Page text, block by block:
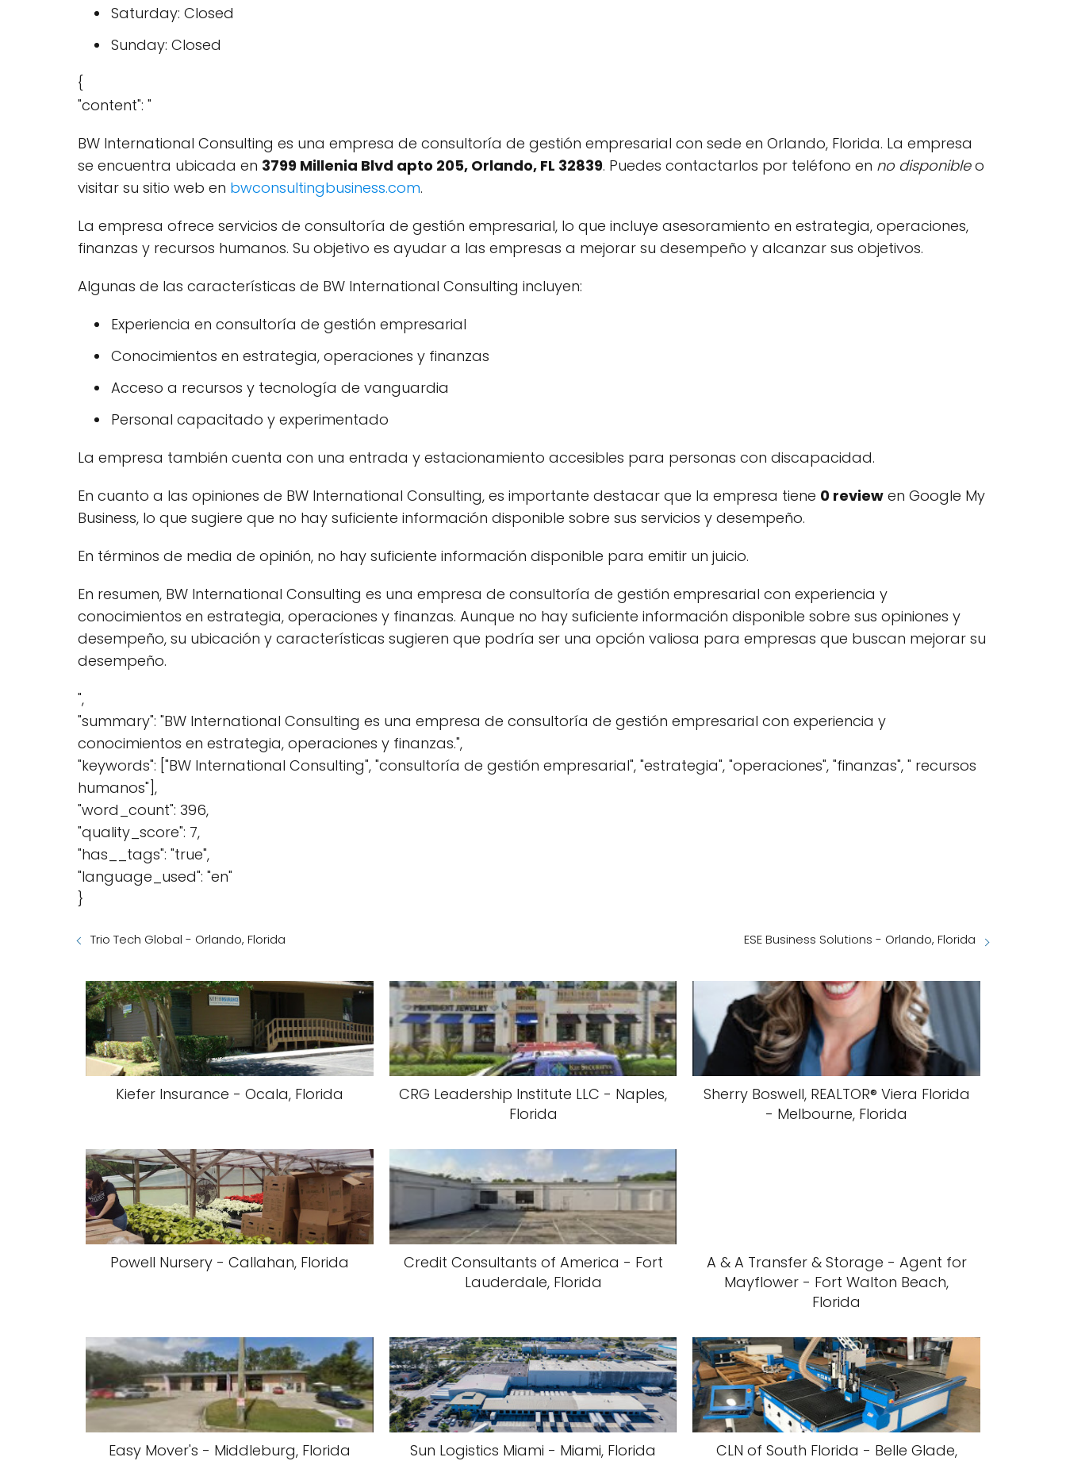
Saturday: Closed
Sunday: Closed
{
"content": "
BW International Consulting es una empresa de consultoría de gestión empresarial con sede en Orlando, Florida. La empresa
se encuentra ubicada en 3799 Millenia Blvd apto 205, Orlando, FL 32839. Puedes contactarlos por teléfono en no disponibleo
visitar su sitio web en bwconsultingbusiness.com.
La empresa ofrece servicios de consultoría de gestión empresarial, lo que incluye asesoramiento en estrategia, operaciones,
finanzas y recursos humanos. Su objetivo es ayudar a las empresas a mejorar su desempeño y alcanzar sus objetivos.
Algunas de las características de BW International Consulting incluyen:
Experiencia en consultoría de gestión empresarial
Conocimientos en estrategia, operaciones y finanzas
Acceso a recursos y tecnología de vanguardia
Personal capacitado y experimentado
La empresa también cuenta con una entrada y estacionamiento accesibles para personas con discapacidad.
En cuanto a las opiniones de BW International Consulting, es importante destacar que la empresa tiene 0 review en Google My
Business, lo que sugiere que no hay suficiente información disponible sobre sus servicios y desempeño.
En términos de media de opinión, no hay suficiente información disponible para emitir un juicio.
En resumen, BW International Consulting es una empresa de consultoría de gestión empresarial con experiencia y
conocimientos en estrategia, operaciones y finanzas. Aunque no hay suficiente información disponible sobre sus opiniones y
desempeño, su ubicación y características sugieren que podría ser una opción valiosa para empresas que buscan mejorar su
desempeño.
",
"summary": "BW International Consulting es una empresa de consultoría de gestión empresarial con experiencia y
conocimientos en estrategia, operaciones y finanzas.",
"keywords": ["BW International Consulting", "consultoría de gestión empresarial", "estrategia", "operaciones", "finanzas", " recursos
humanos"],
"word_count": 396,
"quality_score": 7,
"has__tags": "true",
"language_used": "en"
}
Trio Tech Global - Orlando, Florida ESE Business Solutions - Orlando, Florida
Kiefer Insurance - Ocala, Florida
CRG Leadership Institute LLC - Naples,
Florida
Sherry Boswell, REALTOR®️ Viera Florida
- Melbourne, Florida
Powell Nursery - Callahan, Florida
Credit Consultants of America - Fort
Lauderdale, Florida
A & A Transfer & Storage - Agent for
Mayflower - Fort Walton Beach,
Florida
Easy Mover's - Middleburg, Florida Sun Logistics Miami - Miami, Florida
CLN of South Florida - Belle Glade,